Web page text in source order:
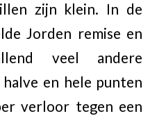
zijn klein. In de
Jorden remise en
veel andere
en hele punten
verloor tegen een